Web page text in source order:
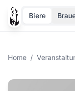
Biere
Home /